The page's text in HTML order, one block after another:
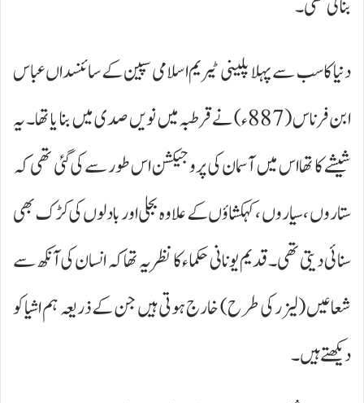
بنائی تھی۔
دنیا کا سب سے پہلا پلینی ٹیریم اسلامی سپین کے سائنسداں عباس
ابن فرناس (887ء) نے قرطبہ میں نویں صدی میں بنا یا تھا۔ یہ
شیشے کا تھا اس میں آسمان کی پر و جیکشن اس طور سے کی گئی تھی کہ
ستاروں ، سیاروں ، کہکشاؤں کے علاوہ بجلی اور بادلوں کی کڑک بھی
سنائی دیتی تھی۔قدیم یونانی حکماء کا نظریہ تھا کہ انسان کی آنکھ سے
شعاعیں (لیزر کی طرح) خارج ہوتی ہیں جن کے ذریعہ ہم اشیا کو
دیکھتے ہیں۔